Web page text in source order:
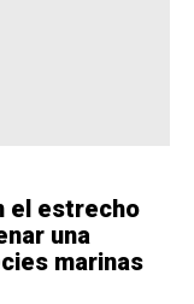
el estrecho
una
marinas